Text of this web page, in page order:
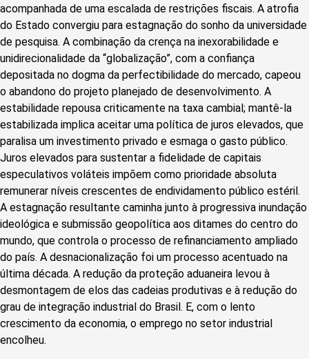
acompanhada de uma escalada de restrições fiscais. A atrofia
do Estado convergiu para estagnação do sonho da universidade
de pesquisa. A combinação da crença na inexorabilidade e
unidirecionalidade da “globalização”, com a confiança
depositada no dogma da perfectibilidade do mercado, capeou
o abandono do projeto planejado de desenvolvimento. A
estabilidade repousa criticamente na taxa cambial; mantê-la
estabilizada implica aceitar uma política de juros elevados, que
paralisa um investimento privado e esmaga o gasto público.
Juros elevados para sustentar a fidelidade de capitais
especulativos voláteis impõem como prioridade absoluta
remunerar níveis crescentes de endividamento público estéril.
A estagnação resultante caminha junto à progressiva inundação
ideológica e submissão geopolítica aos ditames do centro do
mundo, que controla o processo de refinanciamento ampliado
do país. A desnacionalização foi um processo acentuado na
última década. A redução da proteção aduaneira levou à
desmontagem de elos das cadeias produtivas e à redução do
grau de integração industrial do Brasil. E, com o lento
crescimento da economia, o emprego no setor industrial
encolheu.